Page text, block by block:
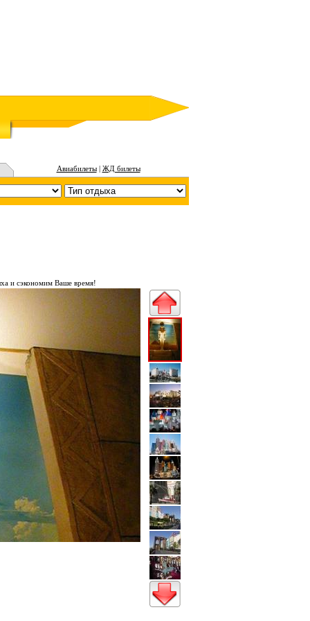
Авиабилеты| ЖД билеты
и сэкономим Ваше время!